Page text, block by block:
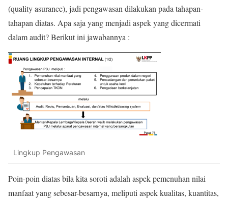
(quality asurance), jadi pengawasan dilakukan pada tahapan-
tahapan diatas. Apa saja yang menjadi aspek yang dicermati
dalam audit? Berikut ini jawabannya :
Lingkup Pengawasan
Poin-poin diatas bila kita soroti adalah aspek pemenuhan nilai
manfaat yang sebesar-besarnya, meliputi aspek kualitas, kuantitas,